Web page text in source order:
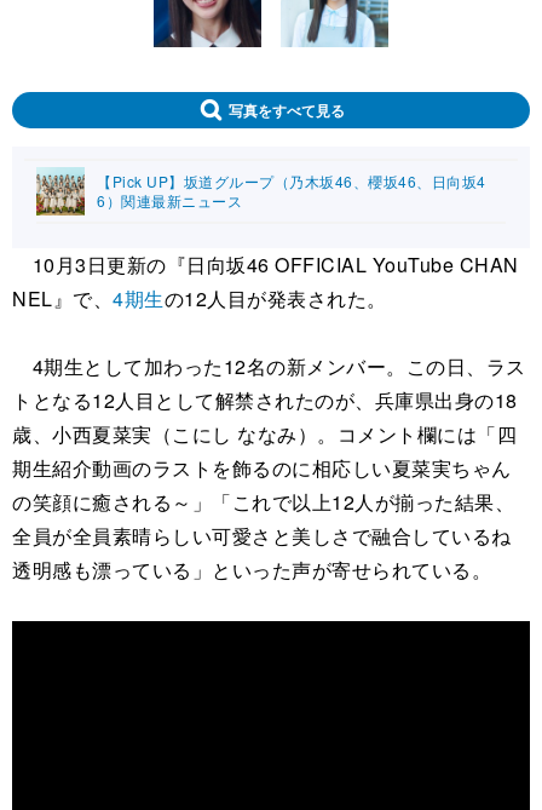
写真をすべて見る
【Pick UP】坂道グループ（乃木坂46、櫻坂46、日向坂4
6）関連最新ニュース
10月3日更新の『日向坂46 OFFICIAL YouTube CHAN
NEL』で、 4期生の12人目が発表された。
4期生として加わった12名の新メンバー。この日、ラス
トとなる12人目として解禁されたのが、兵庫県出身の18
歳、小西夏菜実（こにし ななみ）。コメント欄には「四
期生紹介動画のラストを飾るのに相応しい夏菜実ちゃん
の笑顔に癒される～」「これで以上12人が揃った結果、
全員が全員素晴らしい可愛さと美しさで融合しているね
透明感も漂っている」といった声が寄せられている。